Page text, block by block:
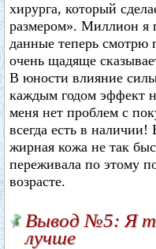
хирурга, который
размером». Миллион я
данные теперь смотрю
очень щадяще
В юности влияние
каждым годом эффект
меня нет проблем с
всегда есть в
жирная кожа не так
переживала по этому
возрасте.
Вывод №5: Я
лучше